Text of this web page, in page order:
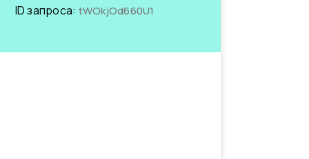
ID запроса: tWOkjOd660U1